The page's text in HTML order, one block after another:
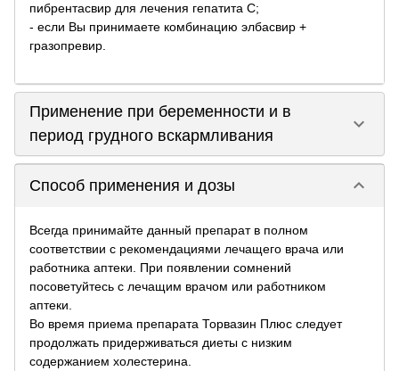
пибрентасвир для лечения гепатита С;
- если Вы принимаете комбинацию элбасвир +
гразопревир.
Применение при беременности и в
период грудного вскармливания
keyboard_arrow_down
Способ применения и дозы keyboard_arrow_down
Всегда принимайте данный препарат в полном
соответствии с рекомендациями лечащего врача или
работника аптеки. При появлении сомнений
посоветуйтесь с лечащим врачом или работником
аптеки.
Во время приема препарата Торвазин Плюс следует
продолжать придерживаться диеты с низким
содержанием холестерина.